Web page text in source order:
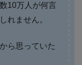
10万人が何言
れません。
ら思っていた